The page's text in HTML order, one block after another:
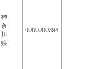
神
奈
川
県
0000000394